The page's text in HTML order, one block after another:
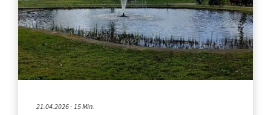
21.04.2026 - 15 Min.